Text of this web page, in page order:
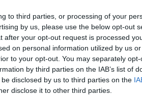
to third parties, or processing of your
by us, please use the below opt-out
after your opt-out request is processed
on personal information utilized by us
to your opt-out. You may separately
by third parties on the IAB’s list of
disclosed by us to third parties on the
disclose it to other third parties.
στο βόρειο
κυκλοφόρησε στα μέσα
άνδρα να βρίσκεται
στο έδαφος και να τον